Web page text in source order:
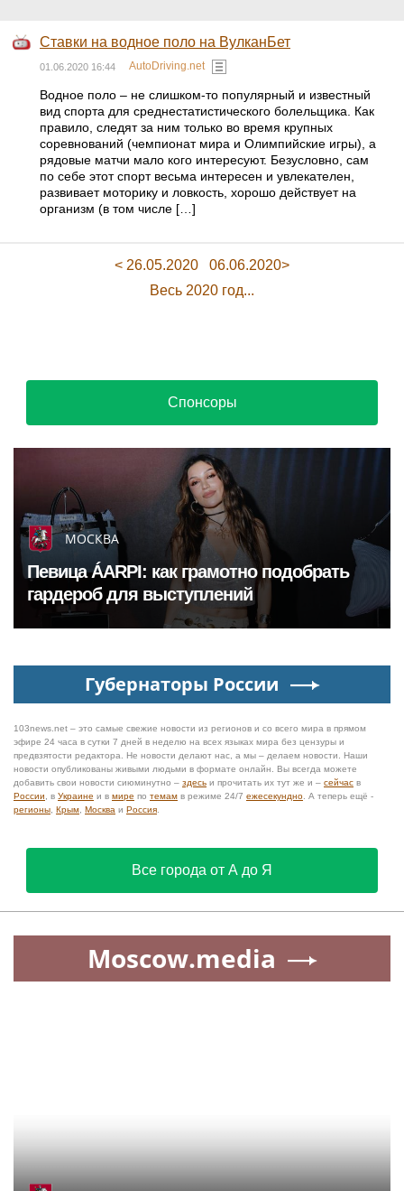
Ставки на водное поло на ВулканБет
01.06.2020 16:44 AutoDriving.net
Водное поло – не слишком-то популярный и известный
вид спорта для среднестатистического болельщика. Как
правило, следят за ним только во время крупных
соревнований (чемпионат мира и Олимпийские игры), а
рядовые матчи мало кого интересуют. Безусловно, сам
по себе этот спорт весьма интересен и увлекателен,
развивает моторику и ловкость, хорошо действует на
организм (в том числе […]
< 26.05.2020
06.06.2020>
Весь 2020 год...
Спонсоры
МОСКВА
Певица ÁARPI: как грамотно подобрать
гардероб для выступлений
Губернаторы России
103news.net – это самые свежие новости из регионов и со всего мира в прямом
эфире 24 часа в сутки 7 дней в неделю на всех языках мира без цензуры и
предвзятости редактора. Не новости делают нас, а мы – делаем новости. Наши
новости опубликованы живыми людьми в формате онлайн. Вы всегда можете
добавить свои новости сиюминутно – здесь и прочитать их тут же и – сейчас в
России , в Украине и в мире по темам в режиме 24/7 ежесекундно . А теперь ещё -
регионы Крым Москва и Россия
Все города от А до Я
Moscow.media